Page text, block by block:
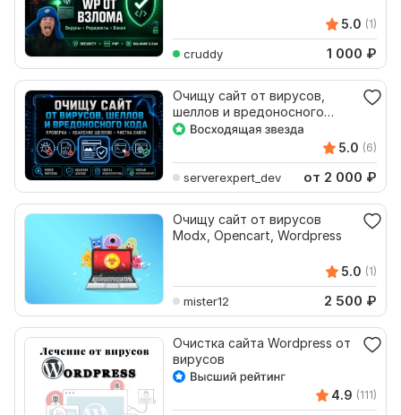
5.0 (1)
cruddy 1 000 ₽
Очищу сайт от вирусов,
шеллов и вредоносного
кода
5.0 (6)
serverexpert_dev от 2 000 ₽
Очищу сайт от вирусов
Modx, Opencart, Wordpress
5.0 (1)
mister12 2 500 ₽
Очистка сайта Wordpress от
вирусов
4.9 (111)